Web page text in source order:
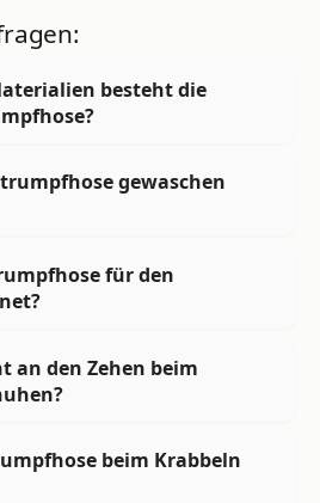
besteht die
gewaschen
für den
an den Zehen beim
beim Krabbeln